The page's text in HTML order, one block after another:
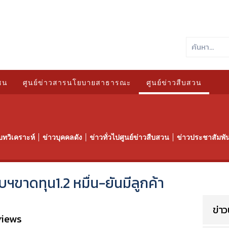
น ศูนย์ข่าวสารนโยบายสาธารณะ ศูนย์ข่าวสืบสวน
วิเคราะห์ ข่าวบุคคลดัง ข่าวทั่วไปศูนย์ข่าวสืบสวน ข่าวประชาสัมพั
ฯขาดทุน1.2 หมื่น-ยันมีลูกค้า
ข่า